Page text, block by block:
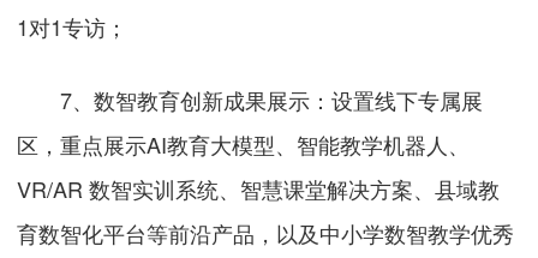
1对1专访；
7、数智教育创新成果展示：设置线下专属展
区，重点展示AI教育大模型、智能教学机器人、
VR/AR 数智实训系统、智慧课堂解决方案、县域教
育数智化平台等前沿产品，以及中小学数智教学优秀